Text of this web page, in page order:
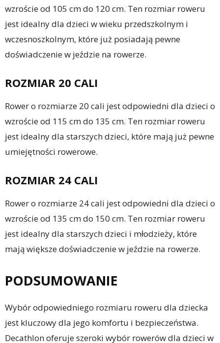
wzroście od 105 cm do 120 cm. Ten rozmiar roweru
jest idealny dla dzieci w wieku przedszkolnym i
wczesnoszkolnym, które już posiadają pewne
doświadczenie w jeździe na rowerze.
ROZMIAR 20 CALI
Rower o rozmiarze 20 cali jest odpowiedni dla dzieci o
wzroście od 115 cm do 135 cm. Ten rozmiar roweru
jest idealny dla starszych dzieci, które mają już pewne
umiejętności rowerowe.
ROZMIAR 24 CALI
Rower o rozmiarze 24 cali jest odpowiedni dla dzieci o
wzroście od 135 cm do 150 cm. Ten rozmiar roweru
jest idealny dla starszych dzieci i młodzieży, które
mają większe doświadczenie w jeździe na rowerze.
PODSUMOWANIE
Wybór odpowiedniego rozmiaru roweru dla dziecka
jest kluczowy dla jego komfortu i bezpieczeństwa.
Decathlon oferuje szeroki wybór rowerów dla dzieci w